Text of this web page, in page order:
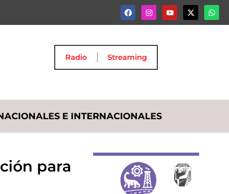
Radio Streaming
E INTERNACIONALES
para